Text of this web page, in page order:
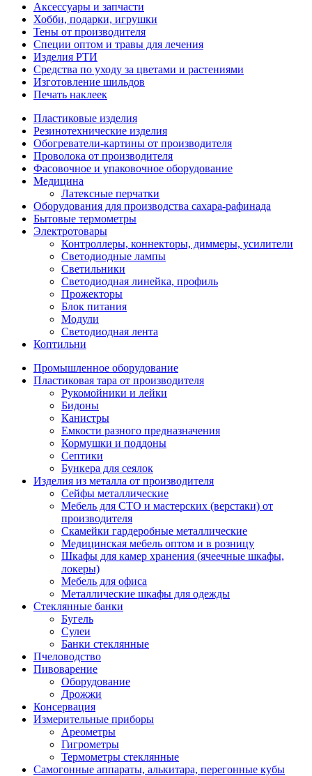
Аксессуары и запчасти
Хобби, подарки, игрушки
Тены от производителя
Специи оптом и травы для лечения
Изделия РТИ
Средства по уходу за цветами и растениями
Изготовление шильдов
Печать наклеек
Пластиковые изделия
Резинотехнические изделия
Обогреватели-картины от производителя
Проволока от производителя
Фасовочное и упаковочное оборудование
Медицина
Латексные перчатки
Оборудования для производства сахара-рафинада
Бытовые термометры
Электротовары
Контроллеры, коннекторы, диммеры, усилители
Светодиодные лампы
Светильники
Светодиодная линейка, профиль
Прожекторы
Блок питания
Модули
Светодиодная лента
Коптильни
Промышленное оборудование
Пластиковая тара от производителя
Рукомойники и лейки
Бидоны
Канистры
Емкости разного предназначения
Кормушки и поддоны
Септики
Бункера для сеялок
Изделия из металла от производителя
Сейфы металлические
Мебель для СТО и мастерских (верстаки) от
производителя
Скамейки гардеробные металлические
Медицинская мебель оптом и в розницу
Шкафы для камер хранения (ячеечные шкафы,
локеры)
Мебель для офиса
Металлические шкафы для одежды
Стеклянные банки
Бугель
Сулеи
Банки стеклянные
Пчеловодство
Пивоварение
Оборудование
Дрожжи
Консервация
Измерительные приборы
Ареометры
Гигрометры
Термометры стеклянные
Самогонные аппараты, алькитара, перегонные кубы